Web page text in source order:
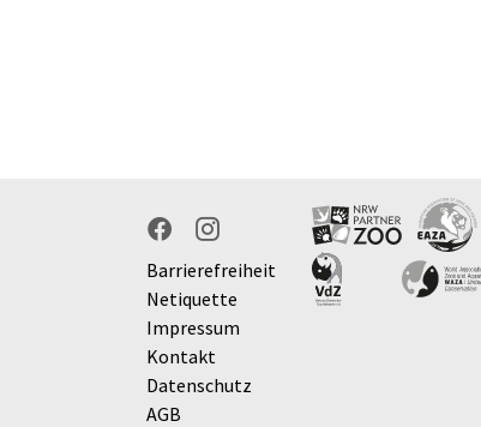
FacebookInstagram
Barrierefreiheit
Netiquette
Impressum
Kontakt
Datenschutz
AGB